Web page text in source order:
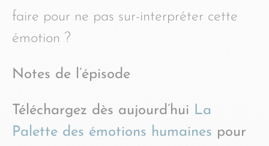
faire pour ne pas sur-interpréter cette
émotion ?
Notes de l’épisode
Téléchargez dès aujourd’hui La
Palette des émotions humaines pour